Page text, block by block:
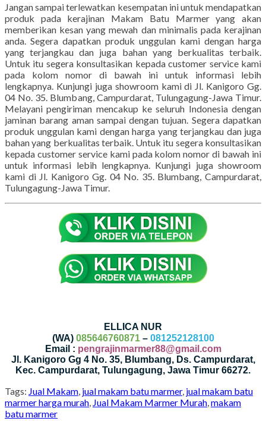
Jangan sampai terlewatkan kesempatan ini untuk mendapatkan
produk pada kerajinan Makam Batu Marmer yang akan
memberikan kesan yang mewah dan minimalis pada kerajinan
anda. Segera dapatkan produk unggulan kami dengan harga
yang terjangkau dan juga bahan yang berkualitas terbaik.
Untuk itu segera konsultasikan kepada customer service kami
pada kolom nomor di bawah ini untuk informasi lebih
lengkapnya. Kunjungi juga showroom kami di Jl. Kanigoro Gg.
04 No. 35. Blumbang, Campurdarat, Tulungagung-Jawa Timur.
Melayani pengiriman mencakup ke seluruh Indonesia dengan
jaminan barang aman sampai dengan tujuan. Segera dapatkan
produk unggulan kami dengan harga yang terjangkau dan juga
bahan yang berkualitas terbaik. Untuk itu segera konsultasikan
kepada customer service kami pada kolom nomor di bawah ini
untuk informasi lebih lengkapnya. Kunjungi juga showroom
kami di Jl. Kanigoro Gg. 04 No. 35. Blumbang, Campurdarat,
Tulungagung-Jawa Timur.
ELLICA NUR
(WA) 085646760871– 081252128100
Email : pengrajinmarmer88@gmail.com
Jl. Kanigoro Gg 4 No. 35, Blumbang, Ds. Campurdarat,
Kec. Campurdarat, Tulungagung, Jawa Timur 66272.
Tags: Jual Makam, jual makam batu marmer, jual makam batu
marmer harga murah, Jual Makam Marmer Murah,makam
batu marmer